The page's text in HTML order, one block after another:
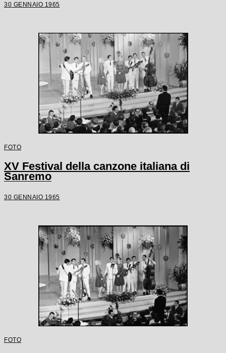
30 GENNAIO 1965
FOTO
XV Festival della canzone italiana di
Sanremo
30 GENNAIO 1965
FOTO